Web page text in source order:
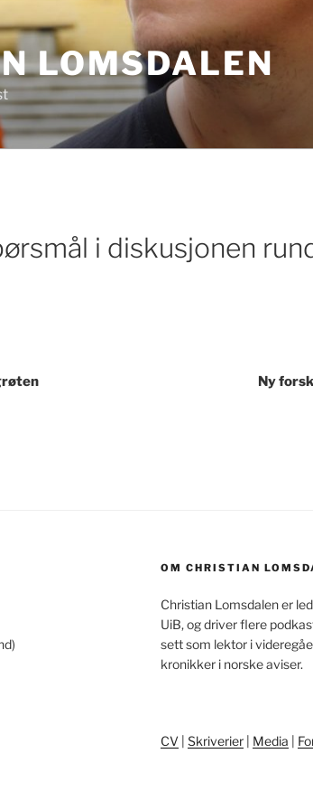
LOMSDALEN
i diskusjonen
Ny
OM CHRISTIAN
Christian Lomsdalen er
UiB, og driver flere
sett som lektor i
kronikker i norske aviser.
CV Skriverier| Media